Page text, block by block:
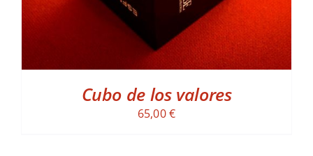
Cubo de los valores
65,00€